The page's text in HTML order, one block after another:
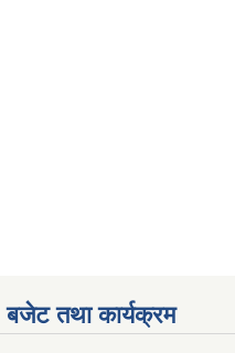
बजेट तथा कार्यक्रम